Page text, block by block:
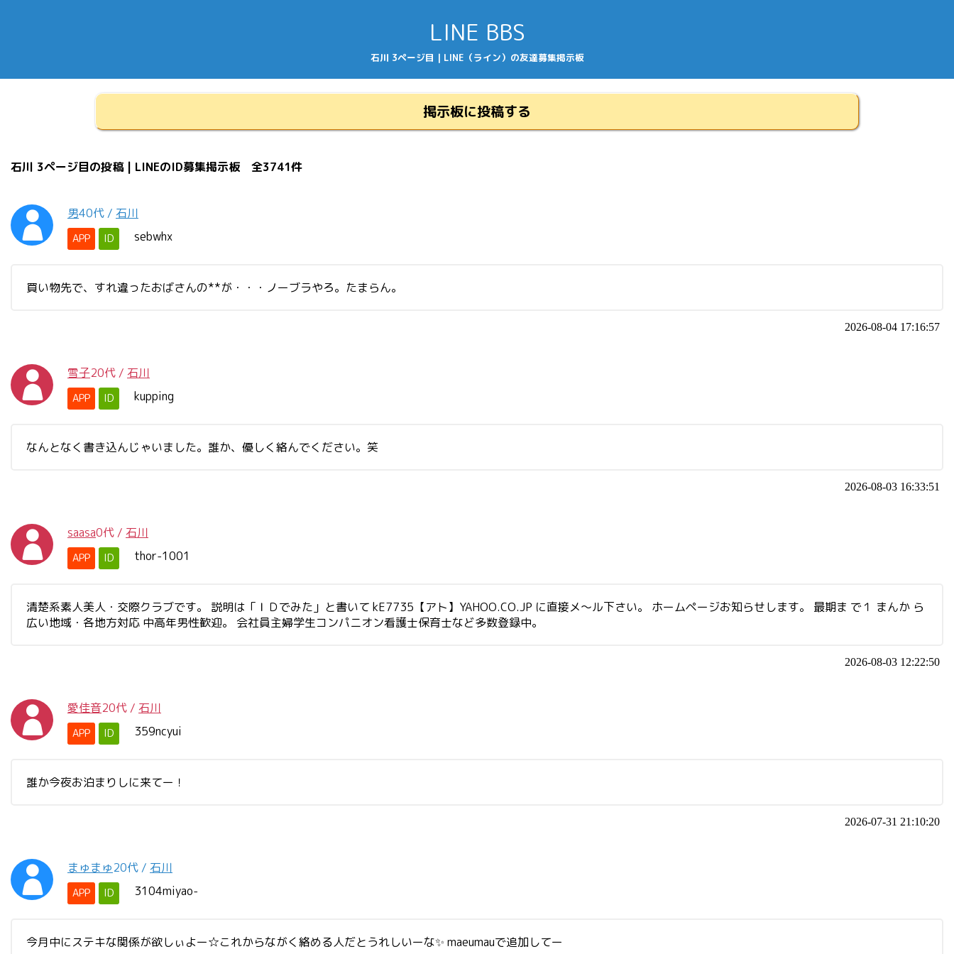
LINE BBS
石川 3ページ目 | LINE（ライン）の友達募集掲示板
掲示板に投稿する
石川 3ページ目の投稿 | LINEのID募集掲示板 全3741件
男40代 / 石川
APP ID sebwhx
買い物先で、すれ違ったおばさんの**が・・・ノーブラやろ。たまらん。
2026-08-04 17:16:57
雪子20代 / 石川
APP ID kupping
なんとなく書き込んじゃいました。誰か、優しく絡んでください。笑
2026-08-03 16:33:51
saasa0代 / 石川
APP ID thor-1001
清楚系素人美人・交際クラブです。 説明は「ＩＤでみた」と書いて kE7735【アト】YAHOO.CO.JP に直接メ～ル下さい。 ホームページお知らせします。 最期ま で１ まんか ら
広い地域・各地方対応 中高年男性歓迎。 会社員主婦学生コンパニオン看護士保育士など多数登録中。
2026-08-03 12:22:50
愛佳音20代 / 石川
APP ID 359ncyui
誰か今夜お泊まりしに来てー！
2026-07-31 21:10:20
まゅまゅ20代 / 石川
APP ID 3104miyao-
今月中にステキな関係が欲しぃよー☆これからながく絡める人だとうれしいーな✨ maeumauで追加してー